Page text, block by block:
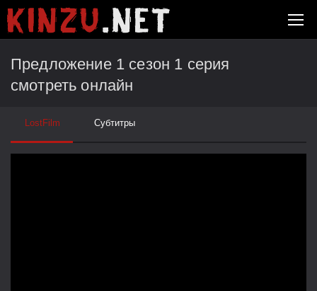
Предложение 1 сезон 1 серия
смотреть онлайн
LostFilm Субтитры